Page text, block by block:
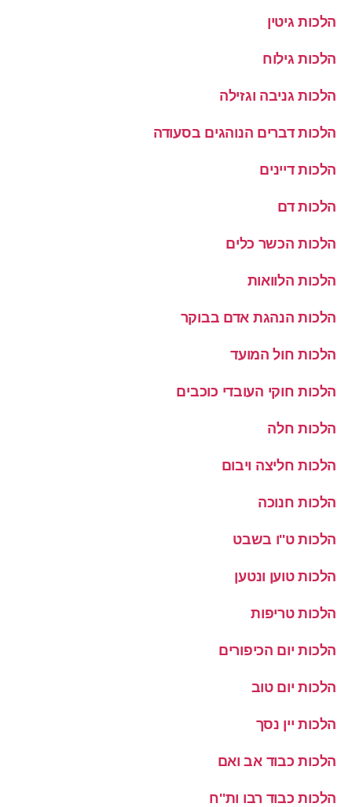
הלכות גיטין
הלכות גילוח
הלכות גניבה וגזילה
הלכות דברים הנוהגים בסעודה
הלכות דיינים
הלכות דם
הלכות הכשר כלים
הלכות הלוואות
הלכות הנהגת אדם בבוקר
הלכות חול המועד
הלכות חוקי העובדי כוכבים
הלכות חלה
הלכות חליצה ויבום
הלכות חנוכה
הלכות ט''ו בשבט
הלכות טוען ונטען
הלכות טריפות
הלכות יום הכיפורים
הלכות יום טוב
הלכות יין נסך
הלכות כבוד אב ואם
הלכות כבוד רבו ות''ח